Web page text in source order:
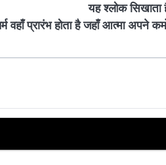
यह श्लोक
वहाँ प्रारंभ होता है जहाँ आत्मा अपने